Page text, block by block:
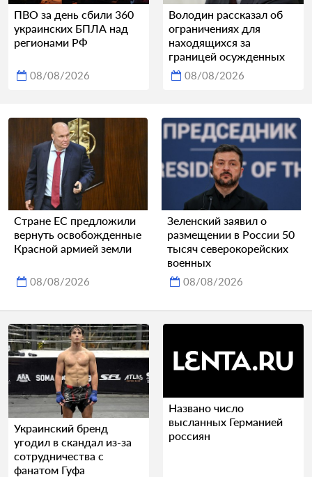
ПВО за день сбили 360
украинских БПЛА над
регионами РФ
08/08/2026
Володин рассказал об
ограничениях для
находящихся за
границей осужденных
08/08/2026
Стране ЕС предложили
вернуть освобожденные
Красной армией земли
08/08/2026
Зеленский заявил о
размещении в России 50
тысяч северокорейских
военных
08/08/2026
Украинский бренд
угодил в скандал из-за
сотрудничества с
фанатом Гуфа
Названо число
высланных Германией
россиян